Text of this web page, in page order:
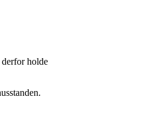
holde